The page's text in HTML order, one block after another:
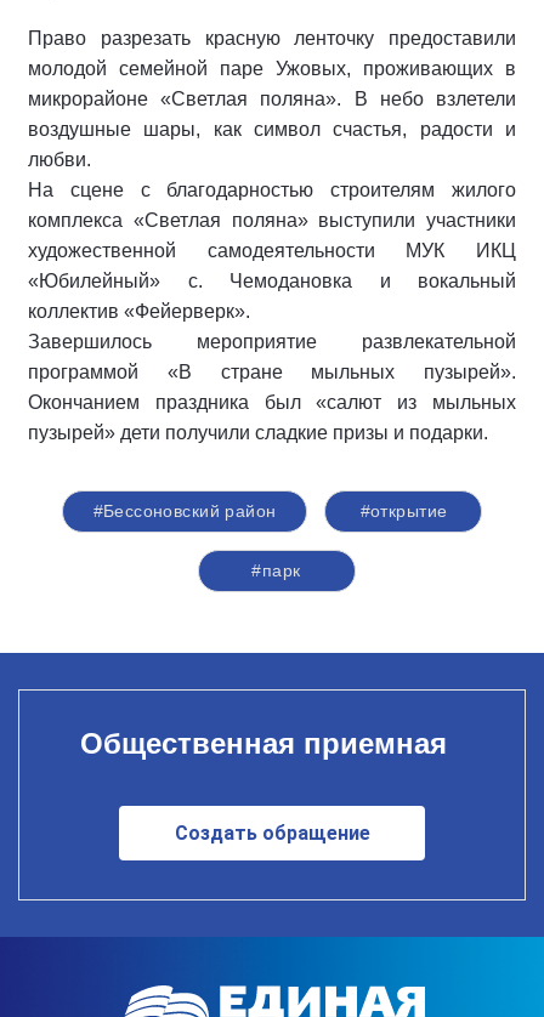
Право разрезать красную ленточку предоставили
молодой семейной паре Ужовых, проживающих в
микрорайоне «Светлая поляна». В небо взлетели
воздушные шары, как символ счастья, радости и
любви.
На сцене с благодарностью строителям жилого
комплекса «Светлая поляна» выступили участники
художественной самодеятельности МУК ИКЦ
«Юбилейный» с. Чемодановка и вокальный
коллектив «Фейерверк».
Завершилось мероприятие развлекательной
программой «В стране мыльных пузырей».
Окончанием праздника был «салют из мыльных
пузырей» дети получили сладкие призы и подарки.
#Бессоновский район #открытие
#парк
Общественная приемная
Создать обращение